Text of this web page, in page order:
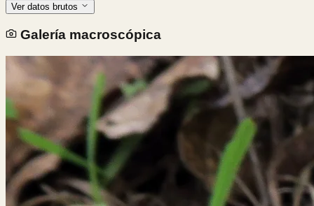
Ver datos brutos
Galería macroscópica